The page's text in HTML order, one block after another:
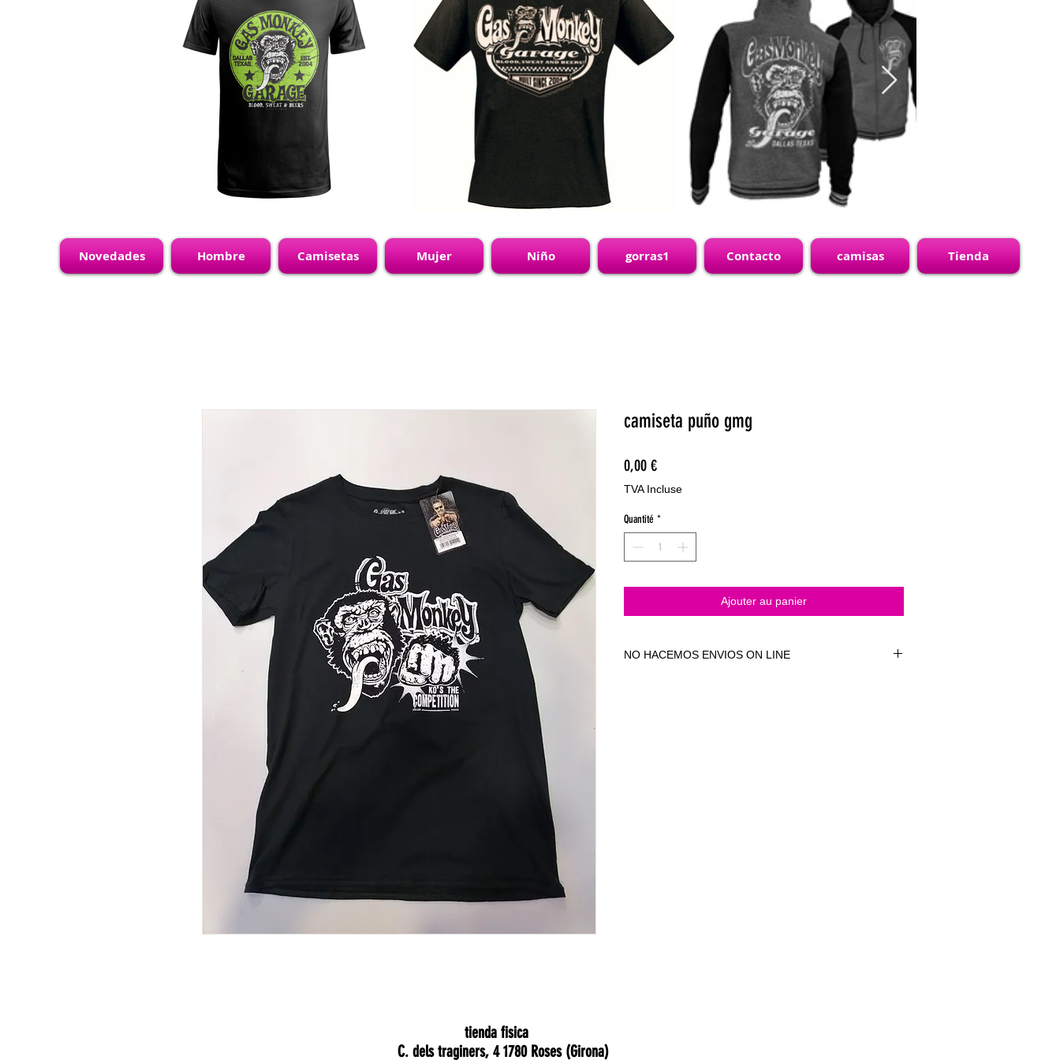
camiseta puño gmg
0,00 €Prix
TVA Incluse
Quantité *
Ajouter au panier
NO HACEMOS ENVIOS ON LINE
Novedades Hombre Camisetas Mujer Niño gorras1 Contacto camisas Tienda
tienda fisica
C. dels traginers, 4 1780 Roses (Girona)